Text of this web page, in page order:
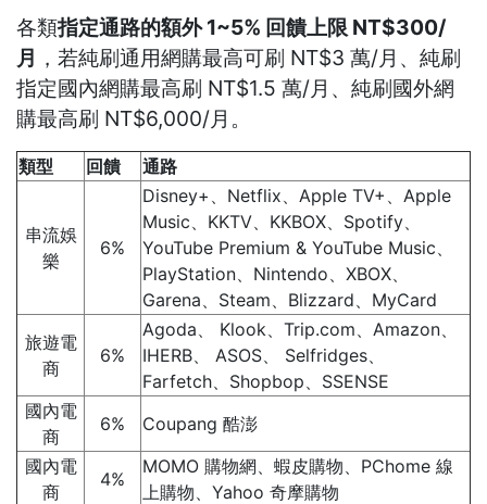
各類指定通路的額外 1~5% 回饋上限 NT$300/
月 ，若純刷通用網購最高可刷 NT$3 萬/月、純刷
指定國內網購最高刷 NT$1.5 萬/月、純刷國外網
購最高刷 NT$6,000/月。
類型 回饋 通路
串流娛
樂
6%
Disney+、Netflix、Apple TV+、Apple
Music、KKTV、KKBOX、Spotify、
YouTube Premium & YouTube Music、
PlayStation、Nintendo、XBOX、
Garena、Steam、Blizzard、MyCard
旅遊電
商
6%
Agoda、 Klook、Trip.com、Amazon、
IHERB、 ASOS、 Selfridges、
Farfetch、Shopbop、SSENSE
國內電
商
6%
Coupang 酷澎
國內電
商
4%
MOMO 購物網、蝦皮購物、PChome 線
上購物、Yahoo 奇摩購物